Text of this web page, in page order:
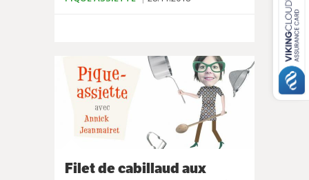
Filet de cabillaud aux